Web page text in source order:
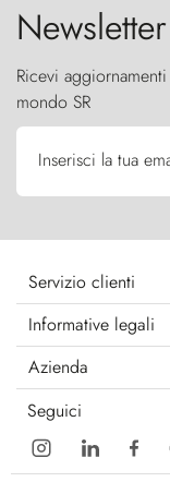
Newsletter
Ricevi
mondo SR
Inserisci la tua
Servizio clienti
Informative legali
Azienda
Seguici